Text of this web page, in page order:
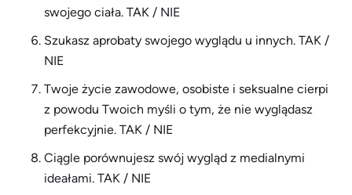
swojego ciała. TAK / NIE
Szukasz aprobaty swojego wyglądu u innych. TAK /
NIE
Twoje życie zawodowe, osobiste i seksualne cierpi
z powodu Twoich myśli o tym, że nie wyglądasz
perfekcyjnie. TAK / NIE
Ciągle porównujesz swój wygląd z medialnymi
ideałami. TAK / NIE